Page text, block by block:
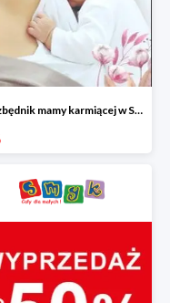
Niezbędnik mamy karmiącej w Smyku do -40%